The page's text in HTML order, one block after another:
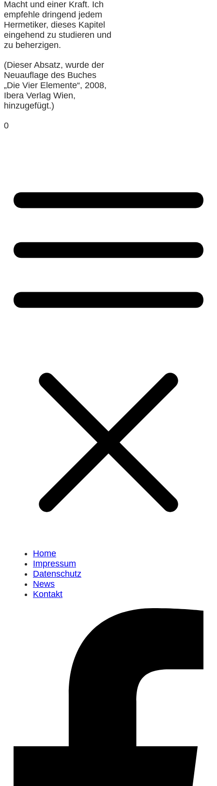
Macht und einer Kraft. Ich
empfehle dringend jedem
Hermetiker, dieses Kapitel
eingehend zu studieren und
zu beherzigen.
(Dieser Absatz, wurde der
Neuauflage des Buches
„Die Vier Elemente“, 2008,
Ibera Verlag Wien,
hinzugefügt.)
0
Home
Impressum
Datenschutz
News
Kontakt